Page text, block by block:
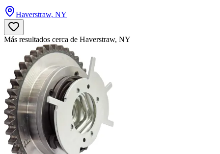
Haverstraw, NY
Más resultados cerca de Haverstraw, NY